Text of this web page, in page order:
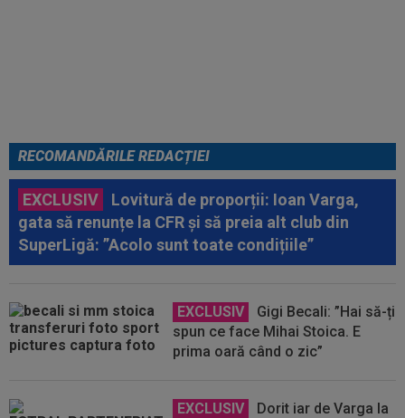
RECOMANDĂRILE REDACȚIEI
EXCLUSIV
Lovitură de proporții: Ioan Varga,
gata să renunțe la CFR și să preia alt club din
SuperLigă: ”Acolo sunt toate condițiile”
EXCLUSIV
Gigi Becali: ”Hai să-ți
spun ce face Mihai Stoica. E
prima oară când o zic”
EXCLUSIV
Dorit iar de Varga la